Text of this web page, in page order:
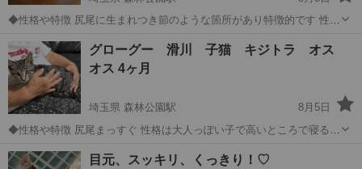
◆性格や特徴 尻尾に生まれつき節のような箇所があり特徴的です 性格
きな子です😊 仮名 シンくん ◆健康状態 猫カビありましたが完治し
ております...
比企郡 森林公園駅 猫 性格
グローグー 滑川 子猫 キジトラ オス
オス 4ヶ月
埼玉県 森林公園駅
8月5日
◆性格や特徴 尻尾まっすぐ 性格は大人っぽい子で高いところで寝るの
ローグー ◆健康状態 猫カビありましたが完治しております エイズ不
埼玉 比企郡 森林公園駅 性格
目元、スッキリ、くっきり！♡